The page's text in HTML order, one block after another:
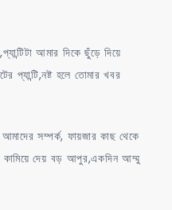
আমার দিকে ছুঁড়ে দিয়ে
প্যান্টি,নষ্ট হলে তোমার খবর
সম্পর্ক, ফায়জার কাছ থেকে
দেয় বড় আপুর,একদিন আম্মু